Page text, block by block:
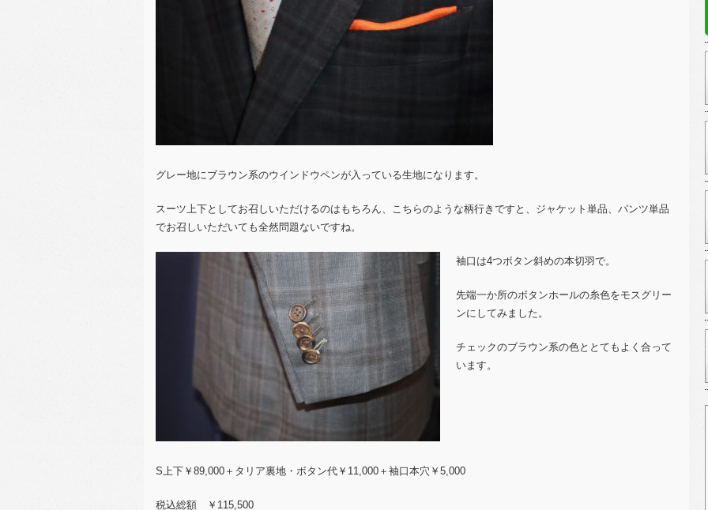
グレー地にブラウン系のウインドウペンが入っている生地になります。
スーツ上下としてお召しいただけるのはもちろん、こちらのような柄行きですと、ジャケット単品、パンツ単品
でお召しいただいても全然問題ないですね。
袖口は4つボタン斜めの本切羽で。
先端一か所のボタンホールの糸色をモスグリー
ンにしてみました。
チェックのブラウン系の色ととてもよく合って
います。
S上下￥89,000＋タリア裏地・ボタン代￥11,000＋袖口本穴￥5,000
税込総額 ￥115,500